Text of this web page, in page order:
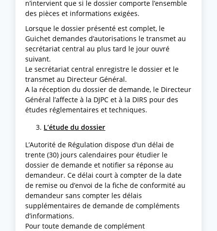
n’intervient que si le dossier comporte l’ensemble
des pièces et informations exigées.
Lorsque le dossier présenté est complet, le
Guichet demandes d’autorisations le transmet au
secrétariat central au plus tard le jour ouvré
suivant.
Le secrétariat central enregistre le dossier et le
transmet au Directeur Général.
A la réception du dossier de demande, le Directeur
Général l’affecte à la DJPC et à la DIRS pour des
études réglementaires et techniques.
L’étude du dossier
L’Autorité de Régulation dispose d’un délai de
trente (30) jours calendaires pour étudier le
dossier de demande et notifier sa réponse au
demandeur. Ce délai court à compter de la date
de remise ou d’envoi de la fiche de conformité au
demandeur sans compter les délais
supplémentaires de demande de compléments
d’informations.
Pour toute demande de complément